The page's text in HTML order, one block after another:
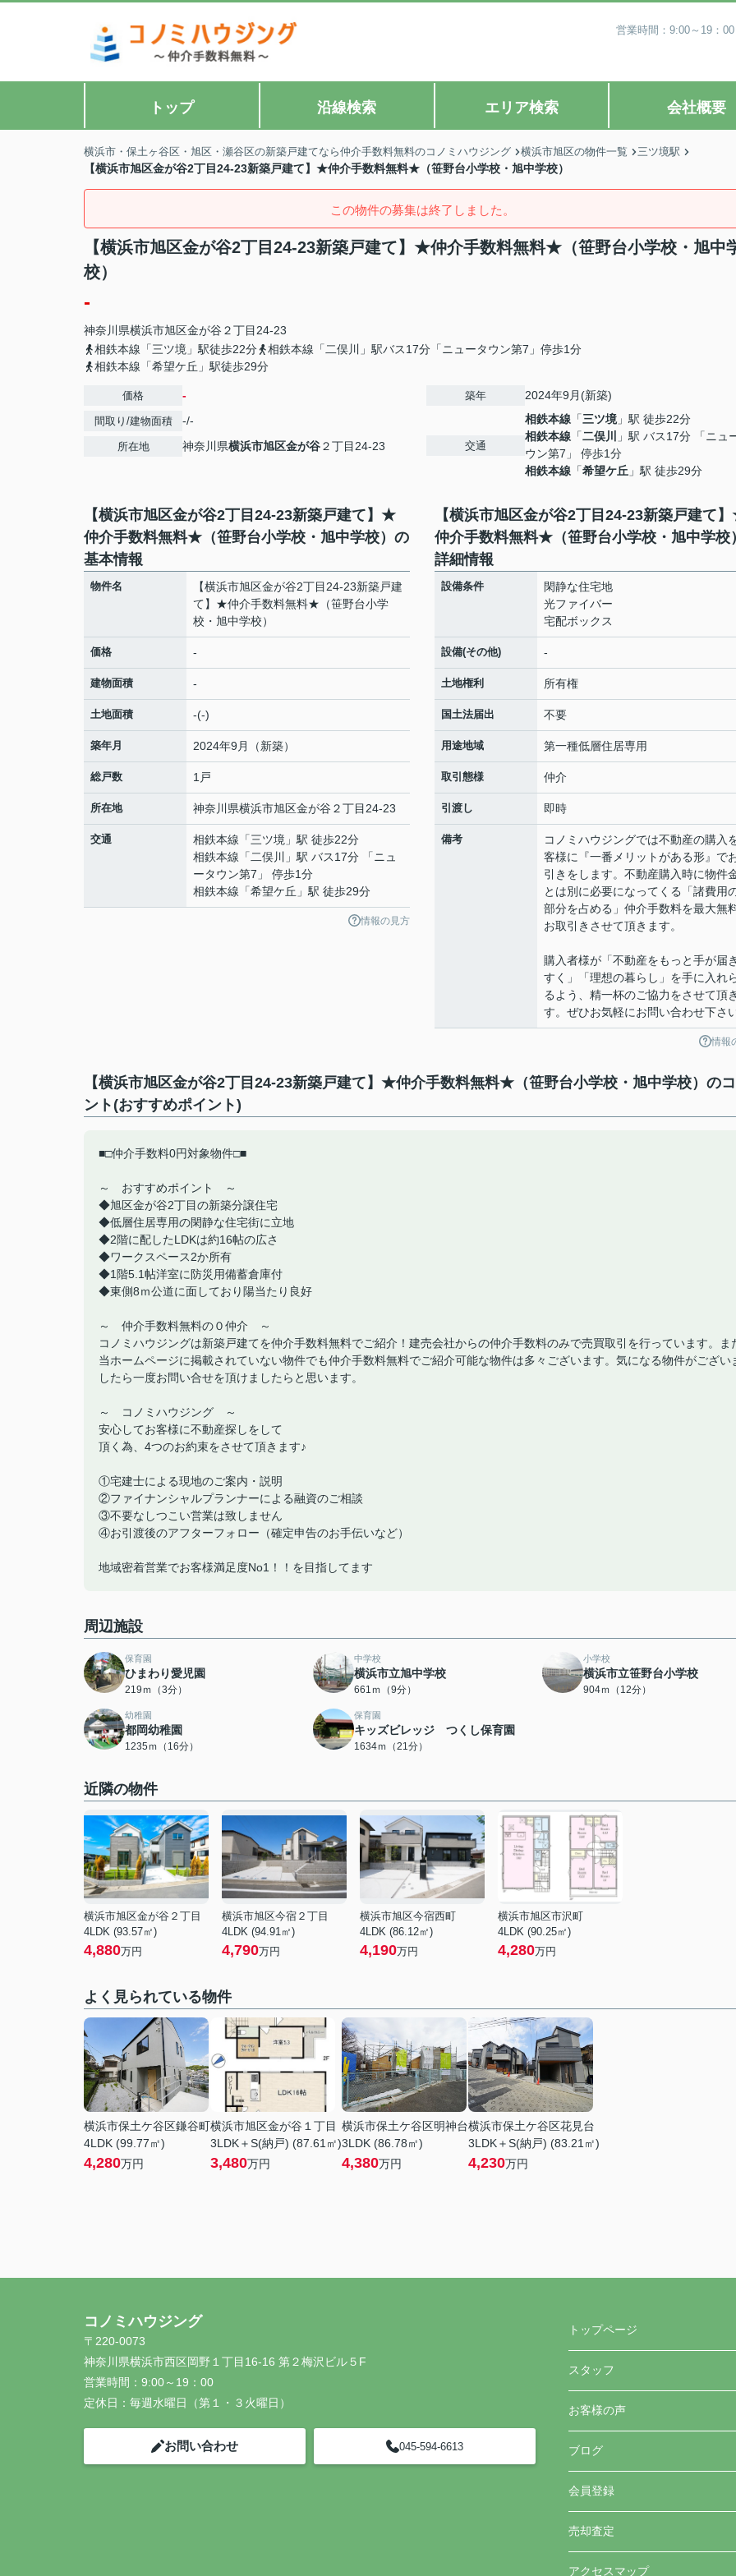
営業時間：9:00～19：
トップ 沿線検索 エリア検索 会社概要
横浜市・保土ヶ谷区・旭区・瀬谷区の新築戸建てなら仲介手数料無料のコノミハウジング 横浜市旭区の物件一覧 三ツ境駅
【横浜市旭区金が谷2丁目24-23新築戸建て】★仲介手数料無料★（笹野台小学校・旭中学校）
この物件の募集は終了しました。
【横浜市旭区金が谷2丁目24-23新築戸建て】★仲介手数料無料★（笹野台小学校・旭中
校）
-
神奈川県横浜市旭区金が谷 ２丁目24-23
相鉄本線「三ツ境」駅徒歩22分
相鉄本線「二俣川」駅バス17分「ニュータウン第7」停歩1分
相鉄本線「希望ケ丘」駅徒歩29分
価格 -
間取り/建物面積 -/-
所在地 神奈川県横浜市旭区金が谷２丁目24-23
築年 2024年9月(新築)
交通
相鉄本線 「三ツ境」駅 徒歩22分
相鉄本線 「二俣川
」駅 バス17分 「ニュ
ウン第7」 停歩1分
相鉄本線 「希望ケ丘 」駅 徒歩29分
【横浜市旭区金が谷2丁目24-23新築戸建て】★
仲介手数料無料★（笹野台小学校・旭中学校）の
基本情報
物件名
【横浜市旭区金が谷2丁目24-23新築戸建
て】★仲介手数料無料★（笹野台小学
校・旭中学校）
価格 -
建物面積 -
土地面積 -(-)
築年月 2024年9月（新築）
総戸数 1戸
所在地 神奈川県横浜市旭区金が谷 ２丁目24-23
交通 相鉄本線 「三ツ境 」駅 徒歩22分
相鉄本線 「 二俣川
」駅 バス17分 「ニュ
ータウン第7」 停歩1分
相鉄本線 「希望ケ丘 」駅 徒歩29分
情報の見方
【横浜市旭区金が谷2丁目24-23新築戸建て
仲介手数料無料★（笹野台小学校・旭中学校
詳細情報
設備条件
閑静な住宅地
光ファイバー
宅配ボックス
設備(その他) -
土地権利 所有権
国土法届出 不要
用途地域 第一種低層住居専用
取引態様 仲介
引渡し 即時
備考
コノミハウジングでは不動産の購入
客様に『一番メリットがある形』で
引きをします。不動産購入時に物件
とは別に必要になってくる「諸費用
部分を占める」仲介手数料を最大無
お取引きさせて頂きます。
購入者様が「不動産をもっと手が届
すく」「理想の暮らし」を手に入れ
るよう、精一杯のご協力をさせて頂
す。ぜひお気軽にお問い合わせ下さ
情報
【横浜市旭区金が谷2丁目24-23新築戸建て】★仲介手数料無料★（笹野台小学校・旭中学校）の
ント(おすすめポイント)
■□仲介手数料0円対象物件□■
～ おすすめポイント ～
◆旭区金が谷2丁目の新築分譲住宅
◆低層住居専用の閑静な住宅街に立地
◆2階に配したLDKは約16帖の広さ
◆ワークスペース2か所有
◆1階5.1帖洋室に防災用備蓄倉庫付
◆東側8ｍ公道に面しており陽当たり良好
～ 仲介手数料無料の０仲介 ～
コノミハウジングは新築戸建てを仲介手数料無料でご紹介！建売会社からの仲介手数料のみで売買取引を行っています。ま
当ホームページに掲載されていない物件でも仲介手数料無料でご紹介可能な物件は多々ございます。気になる物件がござい
したら一度お問い合せを頂けましたらと思います。
～ コノミハウジング ～
安心してお客様に不動産探しをして
頂く為、4つのお約束をさせて頂きます♪
①宅建士による現地のご案内・説明
②ファイナンシャルプランナーによる融資のご相談
③不要なしつこい営業は致しません
④お引渡後のアフターフォロー（確定申告のお手伝いなど）
地域密着営業でお客様満足度No1！！を目指してます
周辺施設
保育園
ひまわり愛児園
219ｍ（3分）
中学校
横浜市立旭中学校
661ｍ（9分）
小学校
横浜市立笹野台小学校
904ｍ（12分）
幼稚園
都岡幼稚園
1235ｍ（16分）
保育園
キッズビレッジ つくし保育園
1634ｍ（21分）
近隣の物件
横浜市旭区金が谷２丁目
4LDK (93.57㎡)
4,880万円
横浜市旭区今宿２丁目
4LDK (94.91㎡)
4,790万円
横浜市旭区今宿西町
4LDK (86.12㎡)
4,190万円
横浜市旭区市沢町
4LDK (90.25㎡)
4,280万円
よく見られている物件
横浜市保土ケ谷区鎌谷町
4LDK (99.77㎡)
4,280万円
横浜市旭区金が谷１丁目
3LDK＋S(納戸) (87.61㎡)
3,480万円
横浜市保土ケ谷区明神台
3LDK (86.78㎡)
4,380万円
横浜市保土ケ谷区花見台
3LDK＋S(納戸) (83.21㎡)
4,230万円
コノミハウジング
〒220-0073
神奈川県横浜市西区岡野１丁目16-16 第２梅沢ビル５F
営業時間： 9:00～19：00
定休日： 毎週水曜日（第１・３火曜日）
お問い合わせ 045-594-6613
トップページ
スタッフ
お客様の声
ブログ
会員登録
売却査定
アクセスマップ